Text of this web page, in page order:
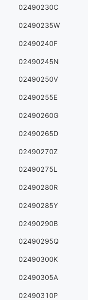
02490230C
02490235W
02490240F
02490245N
02490250V
02490255E
02490260G
02490265D
02490270Z
02490275L
02490280R
02490285Y
02490290B
02490295Q
02490300K
02490305A
02490310P